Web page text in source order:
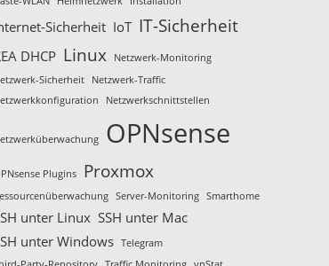
Sicherheit IoT IT-Sicherheit
DHCP Linux
Netzwerk-Monitoring
Sicherheit
Netzwerk-Traffic
Netzwerkschnittstellen
OPNsense
Plugins Proxmox
Server-Monitoring Smarthome
unter Linux SSH unter Mac
unter Windows Telegram